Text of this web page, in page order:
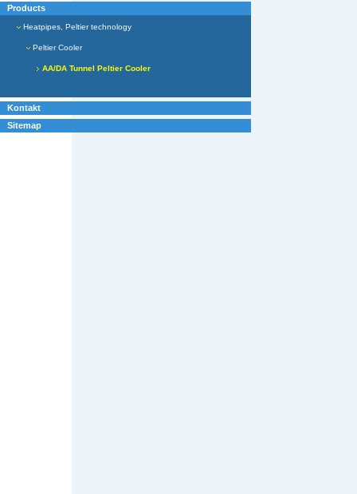
Products
Heatpipes, Peltier technology
Peltier Cooler
AA/DA Tunnel Peltier Cooler
Kontakt
Sitemap